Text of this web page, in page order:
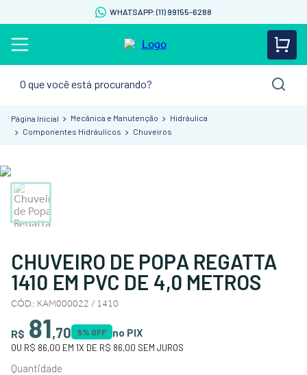
WHATSAPP: (11) 99155-6288
Mecânica e Manutenção
Hidráulica
Componentes Hidráulicos
Chuveiros
CHUVEIRO DE POPA REGATTA
1410 EM PVC DE 4,0 METROS
CÓD.: KAM000022 / 1410
R$ 81,70 5% OFF no PIX
OU R$ 86,00 EM 1X DE R$ 86,00 SEM JUROS